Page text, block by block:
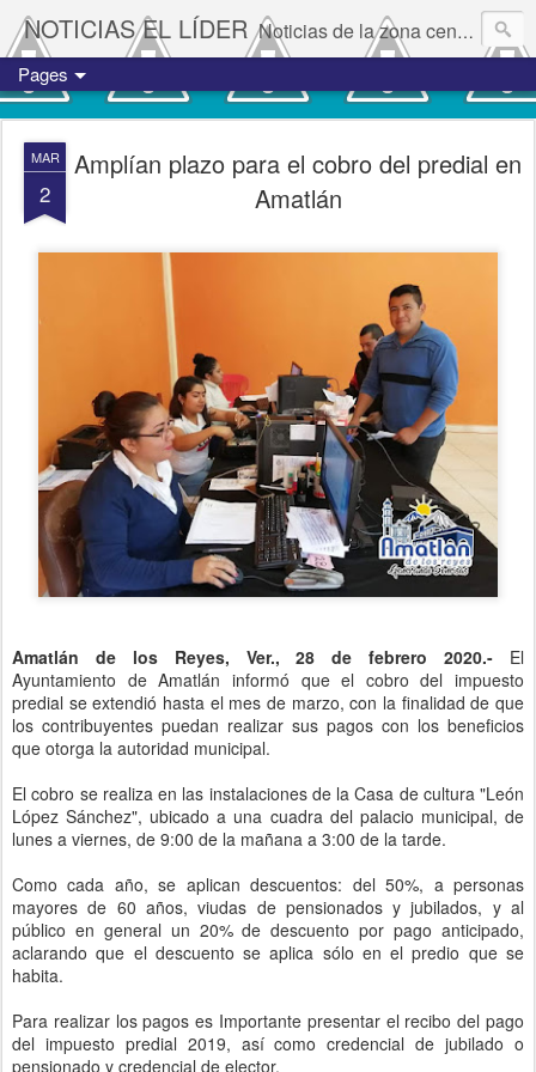
NOTICIAS EL LÍDER Noticias de la zona centro del estado de Veracruz.
Pages
MAR
2
Amplían plazo para el cobro del predial en
Amatlán
Amatlán de los Reyes, Ver., 28 de febrero 2020.- El
Ayuntamiento de Amatlán informó que el cobro del impuesto
predial se extendió hasta el mes de marzo, con la finalidad de que
los contribuyentes puedan realizar sus pagos con los beneficios
que otorga la autoridad municipal.
El cobro se realiza en las instalaciones de la Casa de cultura "León
López Sánchez", ubicado a una cuadra del palacio municipal, de
lunes a viernes, de 9:00 de la mañana a 3:00 de la tarde.
Como cada año, se aplican descuentos: del 50%, a personas
mayores de 60 años, viudas de pensionados y jubilados, y al
público en general un 20% de descuento por pago anticipado,
aclarando que el descuento se aplica sólo en el predio que se
habita.
Para realizar los pagos es Importante presentar el recibo del pago
del impuesto predial 2019, así como credencial de jubilado o
pensionado y credencial de elector.